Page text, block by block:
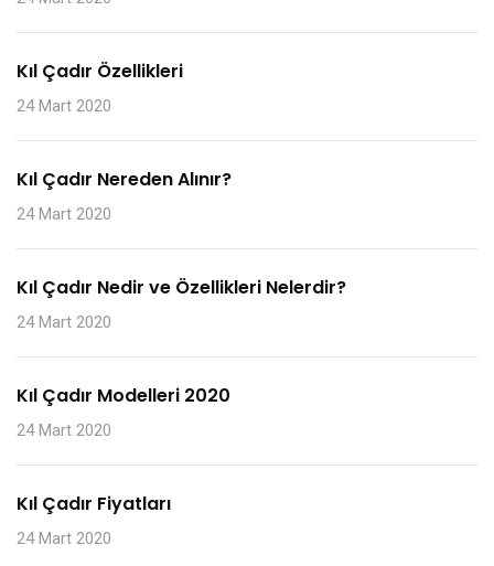
Kıl Çadır Özellikleri
24 Mart 2020
Kıl Çadır Nereden Alınır?
24 Mart 2020
Kıl Çadır Nedir ve Özellikleri Nelerdir?
24 Mart 2020
Kıl Çadır Modelleri 2020
24 Mart 2020
Kıl Çadır Fiyatları
24 Mart 2020